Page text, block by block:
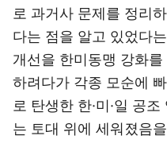
로 과거사 문제를 정리
다는 점을 알고 있었다
개선을 한미동맹 강화
하려다가 각종 모순에
로 탄생한 한·미·일 공
는 토대 위에 세워졌음